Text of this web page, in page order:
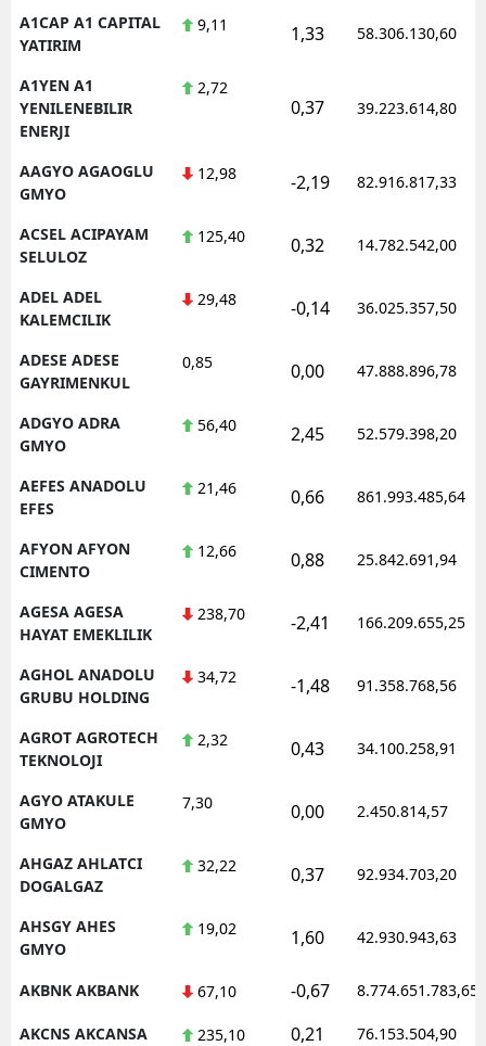
A1CAP A1 CAPITAL
YATIRIM
9,11 1,33 58.306.130,60
A1YEN A1
YENILENEBILIR
ENERJI
2,72
0,37 39.223.614,80
AAGYO AGAOGLU
GMYO
12,98 -2,19 82.916.817,33
ACSEL ACIPAYAM
SELULOZ
125,40 0,32 14.782.542,00
ADEL ADEL
KALEMCILIK
29,48 -0,14 36.025.357,50
ADESE ADESE
GAYRIMENKUL
0,85 0,00 47.888.896,78
ADGYO ADRA
GMYO
56,40 2,45 52.579.398,20
AEFES ANADOLU
EFES
21,46 0,66 861.993.485,64
AFYON AFYON
CIMENTO
12,66 0,88 25.842.691,94
AGESA AGESA
HAYAT EMEKLILIK
238,70 -2,41 166.209.655,25
AGHOL ANADOLU
GRUBU HOLDING
34,72 -1,48 91.358.768,56
AGROT AGROTECH
TEKNOLOJI
2,32 0,43 34.100.258,91
AGYO ATAKULE
GMYO
7,30 0,00 2.450.814,57
AHGAZ AHLATCI
DOGALGAZ
32,22 0,37 92.934.703,20
AHSGY AHES
GMYO
19,02 1,60 42.930.943,63
AKBNK AKBANK 67,10 -0,67 8.774.651.783,65
AKCNS AKCANSA 235,10 0,21 76.153.504,90